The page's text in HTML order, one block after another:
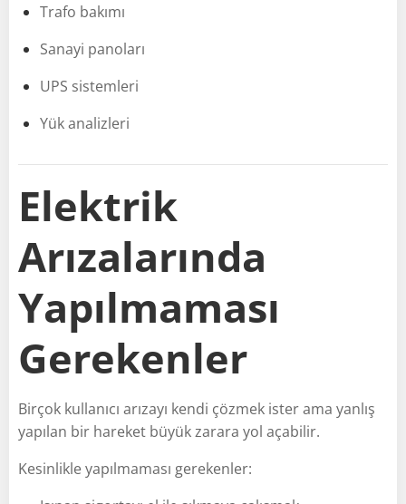
Trafo bakımı
Sanayi panoları
UPS sistemleri
Yük analizleri
Elektrik
Arızalarında
Yapılmaması
Gerekenler
Birçok kullanıcı arızayı kendi çözmek ister ama yanlış
yapılan bir hareket büyük zarara yol açabilir.
Kesinlikle yapılmaması gerekenler: